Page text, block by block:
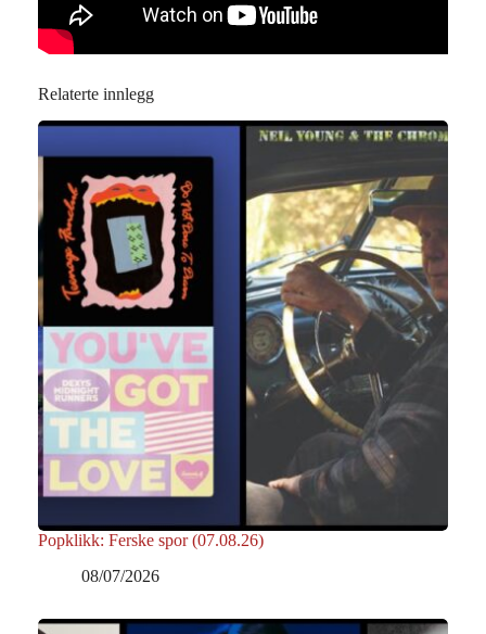
Relaterte innlegg
Popklikk: Ferske spor (07.08.26)
08/07/2026